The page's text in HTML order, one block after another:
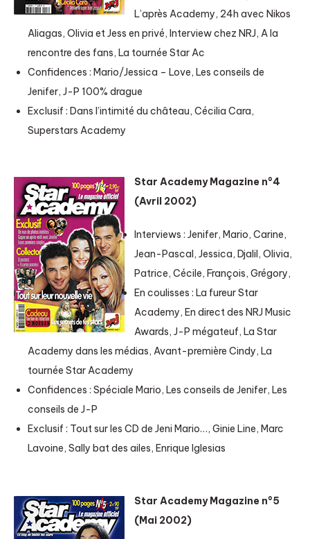
L’après Academy, 24h avec Nikos
Aliagas, Olivia et Jess en privé, Interview chez NRJ, A la
rencontre des fans, La tournée Star Ac
Confidences : Mario/Jessica – Love, Les conseils de
Jenifer, J-P 100% drague
Exclusif : Dans l’intimité du château, Cécilia Cara,
Superstars Academy
Star Academy Magazine n°4
(Avril 2002)
Interviews : Jenifer, Mario, Carine,
Jean-Pascal, Jessica, Djalil, Olivia,
Patrice, Cécile, François, Grégory,
En coulisses : La fureur Star
Academy, En direct des NRJ Music
Awards, J-P mégateuf, La Star
Academy dans les médias, Avant-première Cindy, La
tournée Star Academy
Confidences : Spéciale Mario, Les conseils de Jenifer, Les
conseils de J-P
Exclusif : Tout sur les CD de Jeni Mario…, Ginie Line, Marc
Lavoine, Sally bat des ailes, Enrique Iglesias
Star Academy Magazine n°5
(Mai 2002)